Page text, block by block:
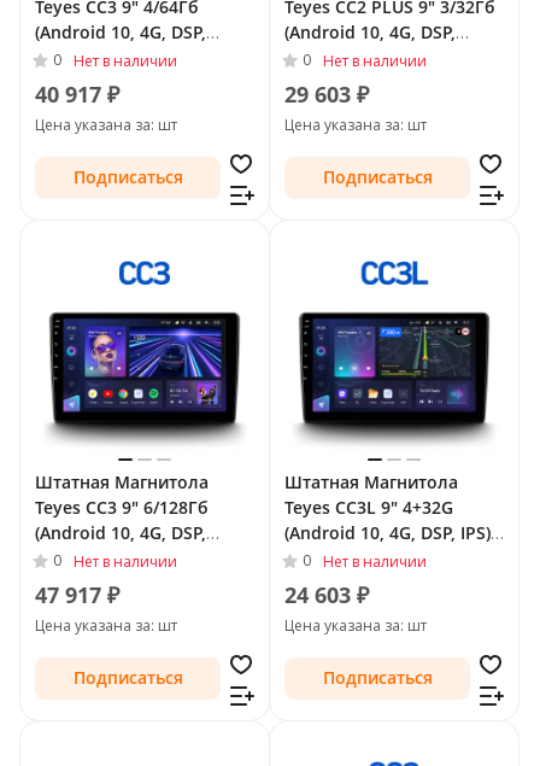
Teyes CC3 9" 4/64Гб
(Android 10, 4G, DSP,
QLed) для Chevrolet
TrailBlazer II Рестайлинг
2016 - 2022
0 Нет в наличии
40 917 ₽
Цена указана за: шт
Подписаться
Teyes CC2 PLUS 9" 3/32Гб
(Android 10, 4G, DSP,
QLed) для Chevrolet
TrailBlazer II 2012 - 2016
0 Нет в наличии
29 603 ₽
Цена указана за: шт
Подписаться
Штатная Магнитола
Teyes CC3 9" 6/128Гб
(Android 10, 4G, DSP,
QLed) для Chevrolet
TrailBlazer II Рестайлинг
2016 - 2022
0 Нет в наличии
47 917 ₽
Цена указана за: шт
Подписаться
Штатная Магнитола
Teyes CC3L 9" 4+32G
(Android 10, 4G, DSP, IPS)
для Chevrolet TrailBlazer
II 2012 - 2016
0 Нет в наличии
24 603 ₽
Цена указана за: шт
Подписаться